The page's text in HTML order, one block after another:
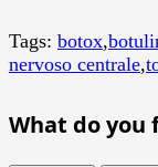
Tags: botox,
nervoso centrale,
What do you